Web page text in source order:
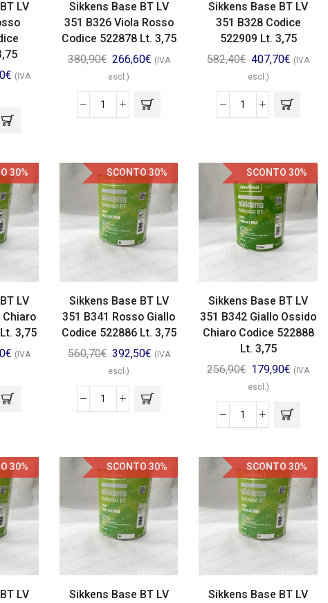
LV
€ (IVA
Sikkens Base BT LV
351 B326 Viola Rosso
Codice 522878 Lt. 3,75
380,90€ 266,60€ (IVA
escl.)
Sikkens Base BT LV
351 B328 Codice
522909 Lt. 3,75
582,40€ 407,70€ (IVA
escl.)
30%
LV
Chiaro
3,75
€ (IVA
SCONTO 30%
Sikkens Base BT LV
351 B341 Rosso Giallo
Codice 522886 Lt. 3,75
560,70€ 392,50€ (IVA
escl.)
SCONTO 30%
Sikkens Base BT LV
351 B342 Giallo Ossido
Chiaro Codice 522888
Lt. 3,75
256,90€ 179,90€ (IVA
escl.)
30%
LV
SCONTO 30%
Sikkens Base BT LV
SCONTO 30%
Sikkens Base BT LV